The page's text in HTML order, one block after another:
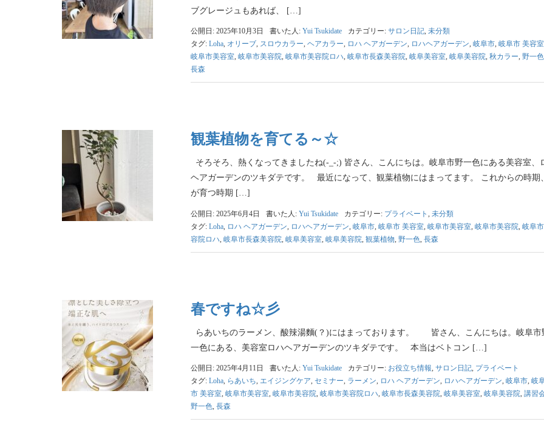
ブグレージュもあれば、 […]
公開日: 2025年10月3日 書いた人: Yui Tsukidate カテゴリー: サロン日記, 未分類
タグ: Loha, オリーブ, スロウカラー, ヘアカラー, ロハ ヘアガーデン, ロハヘアガーデン, 岐阜市, 岐阜市 美容室
岐阜市美容室, 岐阜市美容院, 岐阜市美容院ロハ, 岐阜市長森美容院, 岐阜美容室, 岐阜美容院, 秋カラー, 野一色
長森
観葉植物を育てる～☆
そろそろ、熱くなってきましたね(-_-;) 皆さん、こんにちは。岐阜市野一色にある美容室、
ヘアガーデンのツキダテです。 最近になって、観葉植物にはまってます。 これからの時期
が育つ時期 […]
公開日: 2025年6月4日 書いた人: Yui Tsukidate カテゴリー: プライベート
未分類
タグ: Loha, ロハ ヘアガーデン ロハヘアガーデン 岐阜市, 岐阜市 美容室, 岐阜市美容室, 岐阜市美容院, 岐阜
容院ロハ 岐阜市長森美容院, 岐阜美容室, 岐阜美容院, 観葉植物 野一色, 長森
春ですね☆彡
らあいちのラーメン、酸辣湯麵(？)にはまっております。 皆さん、こんにちは。岐阜市
一色にある、美容室ロハヘアガーデンのツキダテです。 本当はベトコン […]
公開日: 2025年4月11日 書いた人: Yui Tsukidate カテゴリー: お役立ち情報, サロン日記, プライベート
タグ: Loha, らあいち, エイジングケア, セミナー, ラーメン, ロハ ヘアガーデン, ロハヘアガーデン, 岐阜市, 岐
市 美容室, 岐阜市美容室, 岐阜市美容院, 岐阜市美容院ロハ, 岐阜市長森美容院, 岐阜美容室, 岐阜美容院, 講習
野一色, 長森